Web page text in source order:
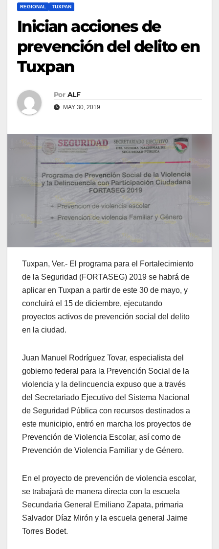
REGIONAL TUXPAN
Inician acciones de
prevención del delito en
Tuxpan
Por ALF
MAY 30, 2019
Tuxpan, Ver.- El programa para el Fortalecimiento
de la Seguridad (FORTASEG) 2019 se habrá de
aplicar en Tuxpan a partir de este 30 de mayo, y
concluirá el 15 de diciembre, ejecutando
proyectos activos de prevención social del delito
en la ciudad.
Juan Manuel Rodríguez Tovar, especialista del
gobierno federal para la Prevención Social de la
violencia y la delincuencia expuso que a través
del Secretariado Ejecutivo del Sistema Nacional
de Seguridad Pública con recursos destinados a
este municipio, entró en marcha los proyectos de
Prevención de Violencia Escolar, así como de
Prevención de Violencia Familiar y de Género.
En el proyecto de prevención de violencia escolar,
se trabajará de manera directa con la escuela
Secundaria General Emiliano Zapata, primaria
Salvador Díaz Mirón y la escuela general Jaime
Torres Bodet.